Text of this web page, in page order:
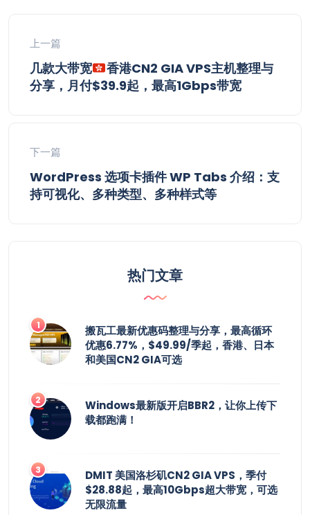
上一篇
几款大带宽
香港CN2 GIA VPS主机整理与
分享，月付$39.9起，最高1Gbps带宽
下一篇
WordPress 选项卡插件 WP Tabs 介绍：支
持可视化、多种类型、多种样式等
热门文章
搬瓦工最新优惠码整理与分享，最高循环
优惠6.77%，$49.99/季起，香港、日本
和美国CN2 GIA可选
Windows最新版开启BBR2，让你上传下
载都跑满！
DMIT 美国洛杉矶CN2 GIA VPS，季付
$28.88起，最高10Gbps超大带宽，可选
无限流量